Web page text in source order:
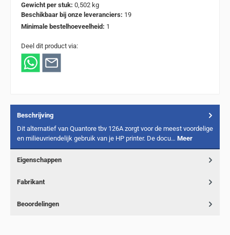
Gewicht per stuk: 0,502 kg
Beschikbaar bij onze leveranciers: 19
Minimale bestelhoeveelheid: 1
Deel dit product via:
Beschrijving
Dit alternatief van Quantore tbv 126A zorgt voor de meest voordelige
en milieuvriendelijk gebruik van je HP printer. De docu… Meer
Eigenschappen
Fabrikant
Beoordelingen